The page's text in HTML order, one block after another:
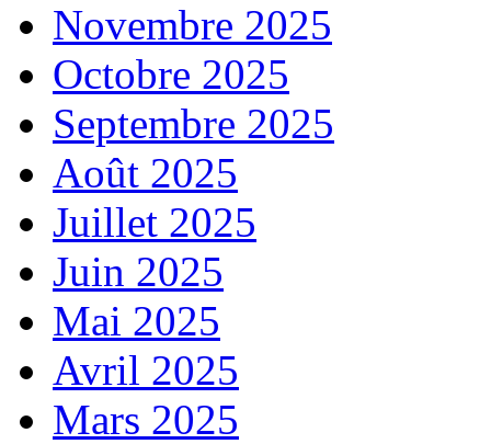
Novembre 2025
Octobre 2025
Septembre 2025
Août 2025
Juillet 2025
Juin 2025
Mai 2025
Avril 2025
Mars 2025